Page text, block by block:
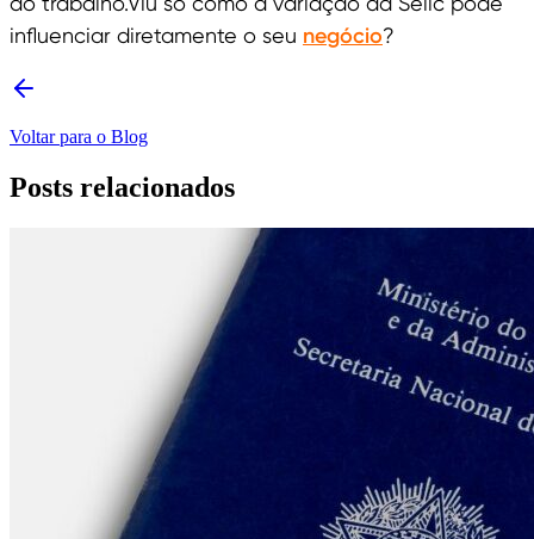
influenciar diretamente o seu negócio?
Voltar para o Blog
Posts relacionados